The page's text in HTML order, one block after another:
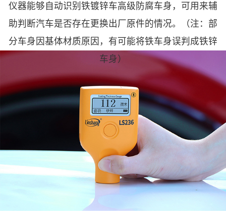
仪器能够自动识别铁镀锌车高级防腐车身，可用来辅
助判断汽车是否存在更换出厂原件的情况。（注：部
分车身因基体材质原因，有可能将铁车身误判成铁锌
车身）